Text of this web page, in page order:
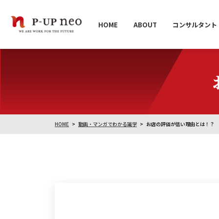
HOME ABOUT コンサルタント
HOME 動画・マンガでわかる識学 お店の評価が低い理由とは！？